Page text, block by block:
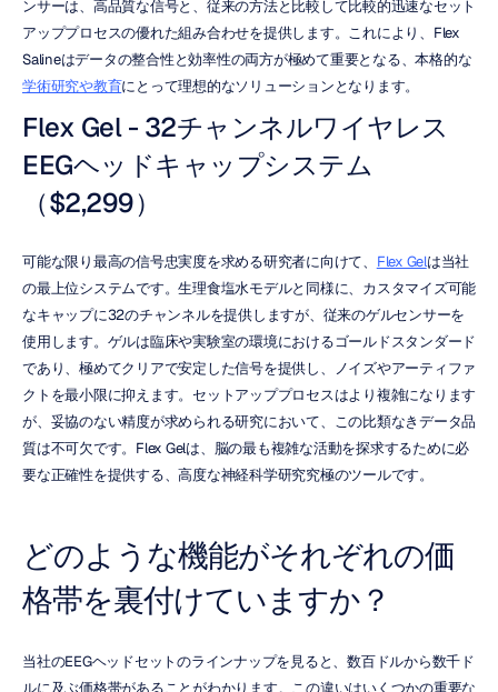
ンサーは、高品質な信号と、従来の方法と比較して比較的迅速なセット
アッププロセスの優れた組み合わせを提供します。これにより、Flex
Salineはデータの整合性と効率性の両方が極めて重要となる、本格的な
学術研究や教育にとって理想的なソリューションとなります。
Flex Gel - 32チャンネルワイヤレス
EEGヘッドキャップシステム
（$2,299）
可能な限り最高の信号忠実度を求める研究者に向けて、 Flex Gelは当社
の最上位システムです。生理食塩水モデルと同様に、カスタマイズ可能
なキャップに32のチャンネルを提供しますが、従来のゲルセンサーを
使用します。ゲルは臨床や実験室の環境におけるゴールドスタンダード
であり、極めてクリアで安定した信号を提供し、ノイズやアーティファ
クトを最小限に抑えます。セットアッププロセスはより複雑になります
が、妥協のない精度が求められる研究において、この比類なきデータ品
質は不可欠です。Flex Gelは、脳の最も複雑な活動を探求するために必
要な正確性を提供する、高度な神経科学研究究極のツールです。
どのような機能がそれぞれの価
格帯を裏付けていますか？
当社のEEGヘッドセットのラインナップを見ると、数百ドルから数千ド
ルに及ぶ価格帯があることがわかります。この違いはいくつかの重要な